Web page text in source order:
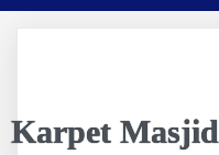
Karpet Masjid